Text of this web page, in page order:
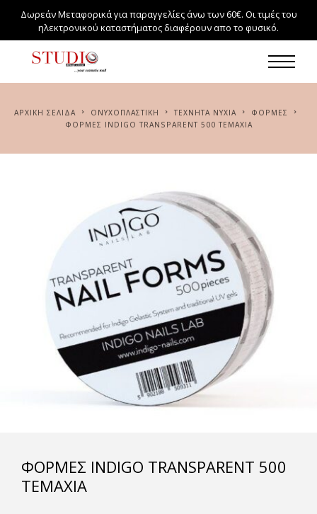
Δωρεάν Μεταφορικά για παραγγελίες άνω των 60€. Οι τιμές του
ηλεκτρονικού καταστήματος διαφέρουν απο το φυσικό.
ΑΡΧΙΚΉ ΣΕΛΊΔΑ ΟΝΥΧΟΠΛΑΣΤΙΚΗ ΤΕΧΝΗΤΆ ΝΎΧΙΑ
ΦΌΡΜΕΣ
ΦΌΡΜΕΣ INDIGO TRANSPARENT 500 ΤΕΜΆΧΙΑ
ΦΌΡΜΕΣ INDIGO TRANSPARENT 500
ΤΕΜΆΧΙΑ